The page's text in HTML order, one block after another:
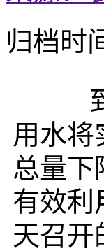
归档时
到
用水将
总量下
有效利
天召开